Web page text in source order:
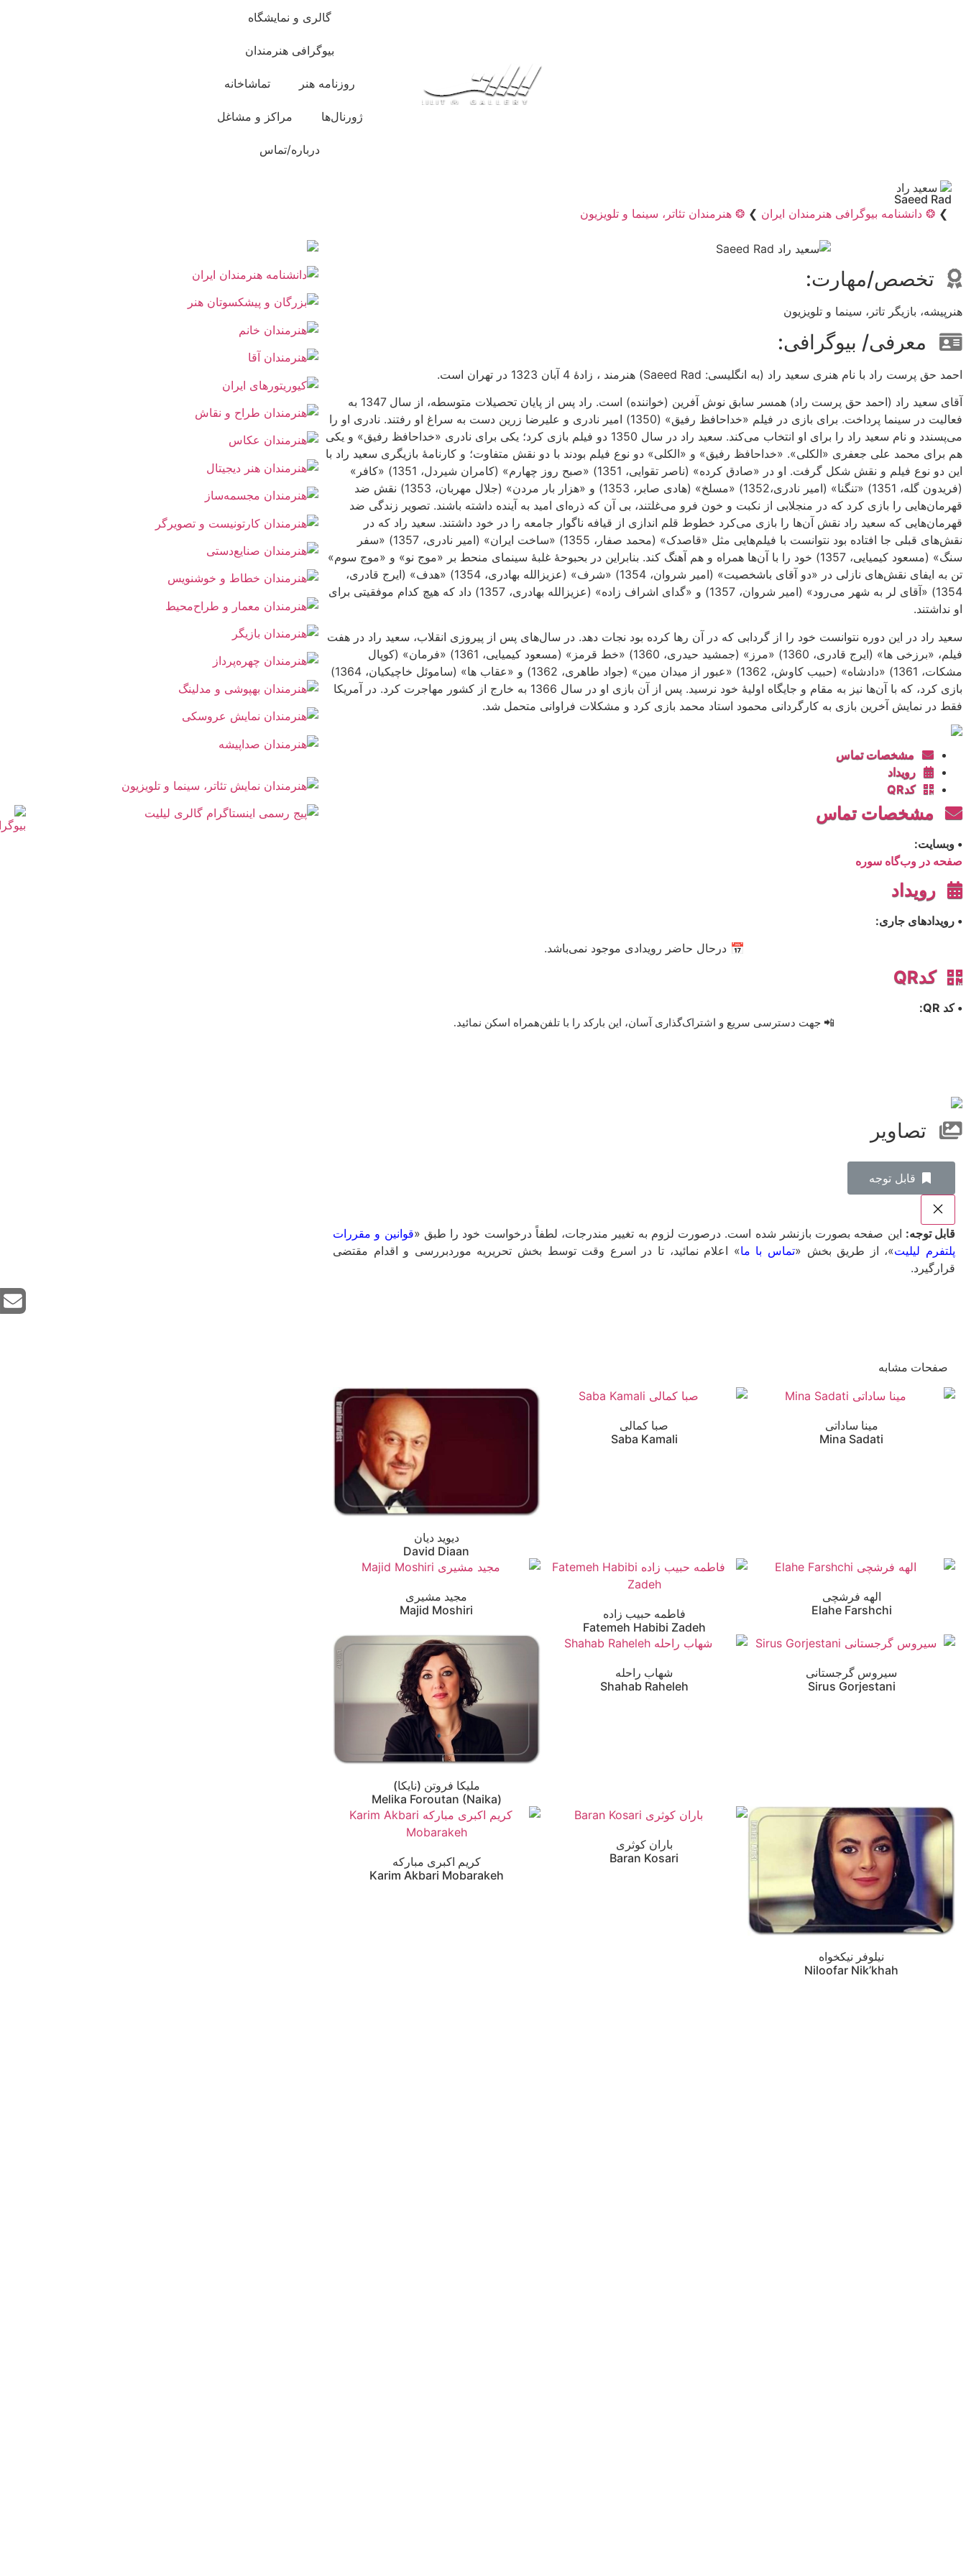
گالری و نمایشگاه
بیوگرافی هنرمندان
روزنامه هنر تماشاخانه
ژورنال‌ها مراکز و مشاغل
درباره/تماس
سعید راد
Saeed Rad
❯ ❂ دانشنامه بیوگرافی هنرمندان ایران ❯ ❂ هنرمندان تئاتر، سینما و تلویزیون
تخصص/مهارت:
هنرپیشه، بازیگر تاتر، سینما و تلویزیون
معرفی/ بیوگرافی:
احمد حق پرست راد با نام هنری سعید راد (به انگلیسی: Saeed Rad) هنرمند ، زادهٔ 4 آبان 1323 در تهران است.
آقای سعید راد (احمد حق پرست راد) همسر سابق نوش آفرین (خواننده) است. راد پس از پایان تحصیلات متوسطه، از سال 1347 به
فعالیت در سینما پرداخت. برای بازی در فیلم «خداحافظ رفیق» (1350) امیر نادری و علیرضا زرین دست به سراغ او رفتند. نادری او را
می‌پسندد و‌ نام سعید راد را برای او انتخاب می‌کند. سعید راد در سال 1350 دو فیلم بازی کرد؛ یکی برای نادری «خداحافظ رفیق» و یکی
هم برای محمد علی جعفری «الکلی». «خداحافظ رفیق» و «الکلی» دو نوع فیلم بودند با دو نقش متفاوت؛ و کارنامهٔ بازیگری سعید راد با
این دو نوع فیلم و نقش شکل گرفت. او در «صادق کرده» (ناصر تقوایی، 1351) «صبح روز چهارم» (کامران شیردل، 1351) «کافر»
(فریدون گله، 1351)‌ «تنگنا» (امیر نادری،‌1352) «مسلخ» (هادی صابر، 1353) و «هزار بار مردن» (جلال مهربان، 1353) نقش ضد
قهرمان‌هایی را بازی کرد که در منجلابی از نکبت و خون فرو می‌غلتند،‌ بی آن که ذره‌ای امید به آینده داشته باشند. تصویر زندگی ضد
قهرمان‌هایی که سعید راد نقش آن‌ها را بازی می‌کرد خطوط قلم اندازی از قیافه ناگوار جامعه را در خود داشتند. سعید راد که در
نقش‌های قبلی جا افتاده بود نتوانست با فیلم‌هایی مثل «قاصدک» (محمد صفار، 1355) «ساخت ایران» (امیر نادری، 1357) «سفر
سنگ» (مسعود کیمیایی،‌ 1357) خود را با آن‌ها همراه و هم آهنگ کند. بنابراین در بحبوحهٔ غلبهٔ سینمای منحط بر «موج نو» و «موج سوم»
تن به ایفای نقش‌های نازلی در «دو آقای باشخصیت» (امیر شروان،‌ 1354) «شرف» (عزیزالله بهادری، 1354) «هدف» (ایرج قادری،‌
1354) «آقای لر به شهر می‌رود» (امیر شروان،‌ 1357) و «گدای اشراف زاده» (عزیزالله بهادری، 1357) داد که هیچ کدام موفقیتی برای
او نداشتند.
سعید راد در این دوره نتوانست خود را از گردابی که در آن رها کرده بود نجات دهد. در سال‌های پس از پیروزی انقلاب، سعید راد در هفت
فیلم، «برزخی ها» (ایرج قادری،‌ 1360)‌ «مرز» (جمشید حیدری، 1360) «خط قرمز» (مسعود کیمیایی،‌ 1361) «فرمان» (کوپال
مشکات،‌ 1361) «دادشاه» (حبیب کاوش، 1362) «عبور از میدان مین» (جواد طاهری، 1362) و «عقاب ها» (ساموئل خاچیکیان، 1364)
بازی کرد، که با آن‌ها نیز به مقام و جایگاه اولیهٔ خود نرسید. پس از آن بازی او در سال 1366 به خارج از کشور مهاجرت کرد. در آمریکا
فقط در نمایش آخرین بازی به کارگردانی محمود استاد محمد بازی کرد و مشکلات فراوانی متحمل شد.
مشخصات تماس
رویداد
کدQR
مشخصات تماس
• وبسایت:
صفحه در وب‌گاه سوره
رویداد
• رویدادهای جاری:
📅 درحال حاضر رویدادی موجود نمی‌باشد.
کدQR
• کد QR:
📲 جهت دسترسی سریع و اشتراک‌گذاری آسان، این بارکد را با تلفن‌همراه اسکن نمائید.
تصاویر
‌قابل توجه
قابل توجه: این صفحه بصورت بازنشر شده است. درصورت لزوم به تغییر مندرجات، لطفاً درخواست خود را طبق «قوانین و مقررات
پلتفرم لیلیت»، از طریق بخش «تماس با ما» اعلام نمائید، تا در اسرع وقت توسط بخش تحریریه موردبررسی و اقدام مقتضی
قرارگیرد.
صفحات مشابه
مینا ساداتی
Mina Sadati
صبا کمالی
Saba Kamali
دیوید دیان
David Diaan
الهه فرشچی
Elahe Farshchi
فاطمه حبیب زاده
Fatemeh Habibi Zadeh
مجید مشیری
Majid Moshiri
سیروس گرجستانی
Sirus Gorjestani
شهاب راحله
Shahab Raheleh
ملیکا فروتن (نایکا)
Melika Foroutan (Naika)
نیلوفر نیکخواه
Niloofar Nik’khah
باران کوثری
Baran Kosari
کریم اکبری مبارکه
Karim Akbari Mobarakeh